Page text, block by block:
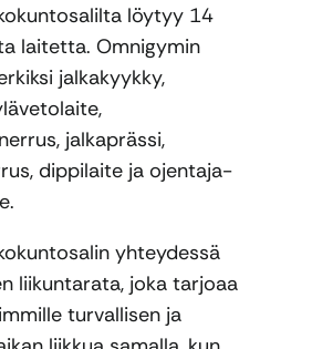
löytyy 14
laitetta. Omnigymin
jalkakyykky,
jalkaprässi,
dippilaite ja ojentaja-
yhteydessä
liikuntarata, joka tarjoaa
turvallisen ja